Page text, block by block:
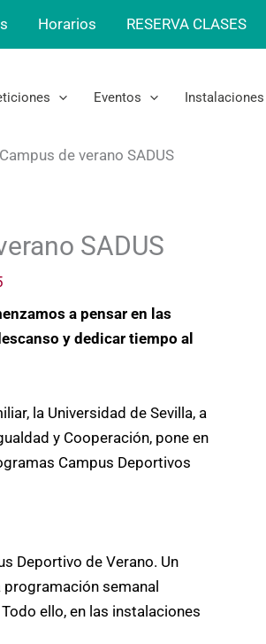
Horarios RESERVA CLASES
Eventos Instalaciones
de verano SADUS
SADUS
a pensar en las
y dedicar tiempo al
la Universidad de Sevilla, a
y Cooperación, pone en
Campus Deportivos
Deportivo de Verano. Un
semanal
ello, en las instalaciones